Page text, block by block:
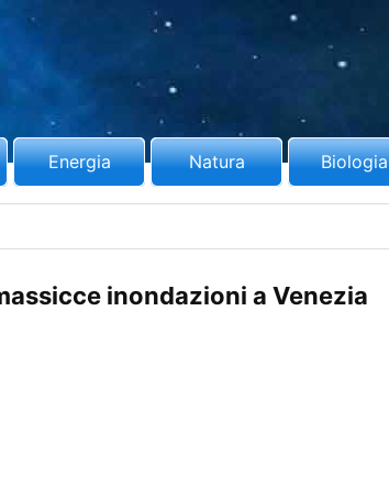
Energia Natura Biologia
inondazioni a Venezia